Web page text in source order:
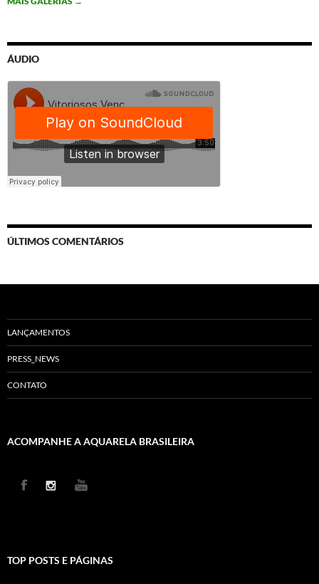
ÁUDIO
ÚLTIMOS COMENTÁRIOS
LANÇAMENTOS
PRESS_NEWS
CONTATO
ACOMPANHE A AQUARELA BRASILEIRA
TOP POSTS E PÁGINAS